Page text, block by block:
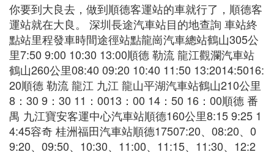
你要到大良去，做到順德客運站的車就行了，順德客
運站就在大良。 深圳長途汽車站目的地查詢 車站終
點站里程發車時間途徑站點龍崗汽車總站鶴山305公
里7:50 9:00 10:30 13:00順德 勒流 龍江觀瀾汽車站
鶴山260公里08:40 09:20 10:40 11:50 13:2014:5016:
20順德 勒流 龍江 九江 龍山平湖汽車站鶴山210公里
8：30 9：30 11：0013：00 14：50 16：00順德 番
禺 九江寶安客運中心汽車站順德160公里8:15 9:25 1
4:45容奇 桂洲福田汽車站順德17507:20、08:20、0
9:20、09:50、10:30、11:00、11:15、11:30、12:2